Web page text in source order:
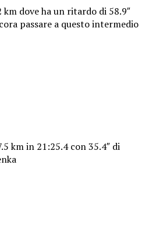
km dove ha un ritardo di 58.9″
passare a questo intermedio
km in 21:25.4 con 35.4″ di